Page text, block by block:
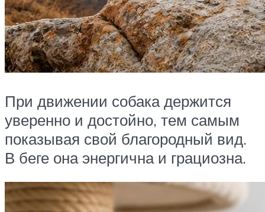
При движении собака держится
уверенно и достойно, тем самым
показывая свой благородный вид.
В беге она энергична и грациозна.